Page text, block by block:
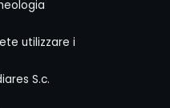
utilizzare i
S.c.